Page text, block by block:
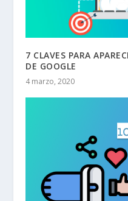
7 CLAVES PARA
DE GOOGLE
4 marzo, 2020